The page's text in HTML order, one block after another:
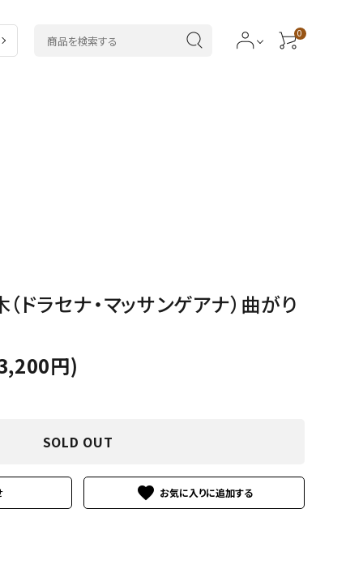
0
ドラセナ・マッサンゲアナ）曲がり
円)
SOLD OUT
favorite